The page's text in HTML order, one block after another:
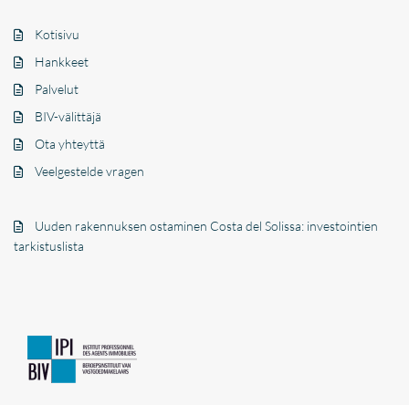
Kotisivu
Hankkeet
Palvelut
BIV-välittäjä
Ota yhteyttä
Veelgestelde vragen
Uuden rakennuksen ostaminen Costa del Solissa: investointien
tarkistuslista